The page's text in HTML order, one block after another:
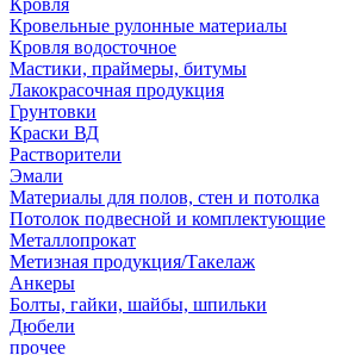
Кровля
Кровельные рулонные материалы
Кровля водосточное
Мастики, праймеры, битумы
Лакокрасочная продукция
Грунтовки
Краски ВД
Растворители
Эмали
Материалы для полов, стен и потолка
Потолок подвесной и комплектующие
Металлопрокат
Метизная продукция/Такелаж
Анкеры
Болты, гайки, шайбы, шпильки
Дюбели
прочее